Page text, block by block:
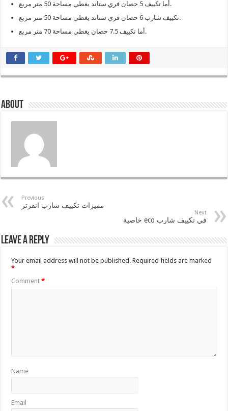
أما تكييف 5 حصان فري ستاند يغطي مساحة 50 متر مربع.
تكييف شارب 6 حصان فري ستاند يغطي مساحة 50 متر مربع.
أما تكييف 7.5 حصان يغطي مساحة 70 متر مربع.
About
Previous
مميزات تكييف شارب انفرتر
Next
خاصية eco في تكييف شارب
Leave a Reply
Your email address will not be published. Required fields are marked
*
Comment*
Name
Email